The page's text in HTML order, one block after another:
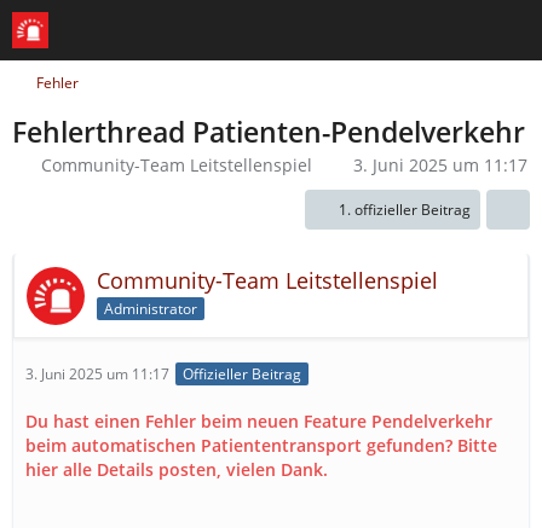
Fehler
Fehlerthread Patienten-Pendelverkehr
Community-Team Leitstellenspiel 3. Juni 2025 um 11:17
1. offizieller Beitrag
Community-Team Leitstellenspiel
Administrator
3. Juni 2025 um 11:17 Offizieller Beitrag
Du hast einen Fehler beim neuen Feature Pendelverkehr
beim automatischen Patiententransport gefunden? Bitte
hier alle Details posten, vielen Dank.